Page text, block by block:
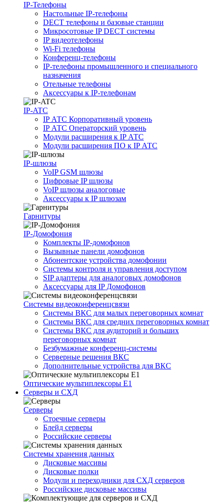
IP-Телефоны
Настольные IP-телефоны
DECT телефоны и базовые станции
Микросотовые IP DECT системы
IP видеотелефоны
Wi-Fi телефоны
Конференц-телефоны
IP-телефоны промышленного и специального
назначения
Отельные телефоны
Аксессуары к IP-телефонам
IP-ATC
IP АТС Корпоративный уровень
IP АТС Операторский уровень
Модули расширения к IP АТС
Модули расширения ПО к IP АТС
IP-шлюзы
VoIP GSM шлюзы
Цифровые IP шлюзы
VoIP шлюзы аналоговые
Аксессуары к IP шлюзам
Гарнитуры
IP-Домофония
Комплекты IP-домофонов
Вызывные панели домофонов
Абонентские устройства домофонии
Системы контроля и управления доступом
SIP адаптеры для аналоговых домофонов
Аксессуары для IP Домофонов
Системы видеоконференцсвязи
Системы ВКС для малых переговорных комнат
Системы ВКС для средних переговорных комнат
Системы ВКС для аудиторий и больших
переговорных комнат
Безбумажные конференц-системы
Серверные решения ВКС
Дополнительные устройства для ВКС
Оптические мультиплексоры Е1
Серверы и СХД
Серверы
Стоечные серверы
Блейд серверы
Российские серверы
Системы хранения данных
Дисковые массивы
Дисковые полки
Модули и переходники для СХД серверов
Российские дисковые массивы